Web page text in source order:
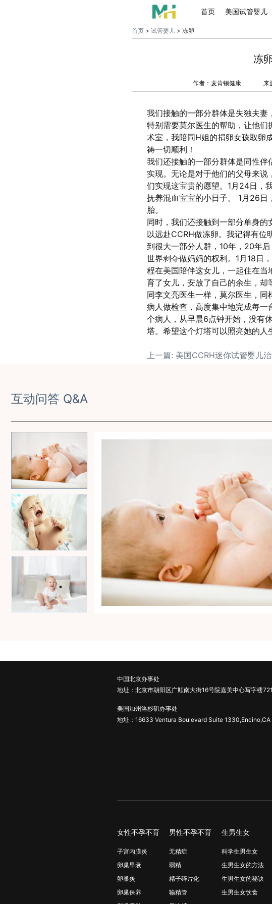
首页 美国试管婴儿
首页> 试管婴儿> 冻卵
冻
作者：麦肯锡健康 来
我们接触的一部分群体是失独夫妻
特别需要莫尔医生的帮助，让他们
术室，我陪同H姐的捐卵女孩取卵
祷一切顺利！
我们还接触的一部分群体是同性
实现。无论是对于他们的父母来
们实现这宝贵的愿望。1月24日，
抚养混血宝宝的小日子。 1月26
胎。
同时，我们还接触到一部分单身
以远赴CCRH做冻卵。我记得有位
到很大一部分人群，10年，20年
世界剥夺做妈妈的权利。1月18日
程在美国陪伴这女儿，一起住在
育了女儿，安放了自己的余生，却
同李文亮医生一样，莫尔医生，
病人做检查，高度集中地完成每
个病人，从早晨6点钟开始，没有
塔。希望这个灯塔可以照亮她的人
互动问答 Q&A
中国北京办事处
地址：北京市朝阳区广顺南大街16号院嘉美中心写字楼721
美国加州洛杉矶办事处
地址：16633 Ventura Boulevard Suite
女性不孕不育
子宫内膜炎
卵巢早衰
卵巢炎
卵巢保养
男性不孕不育
无精症
弱精
精子碎片化
输精管
生男生女
科学生男生女
生男生女的方法
生男生女的秘诀
生男生女饮食